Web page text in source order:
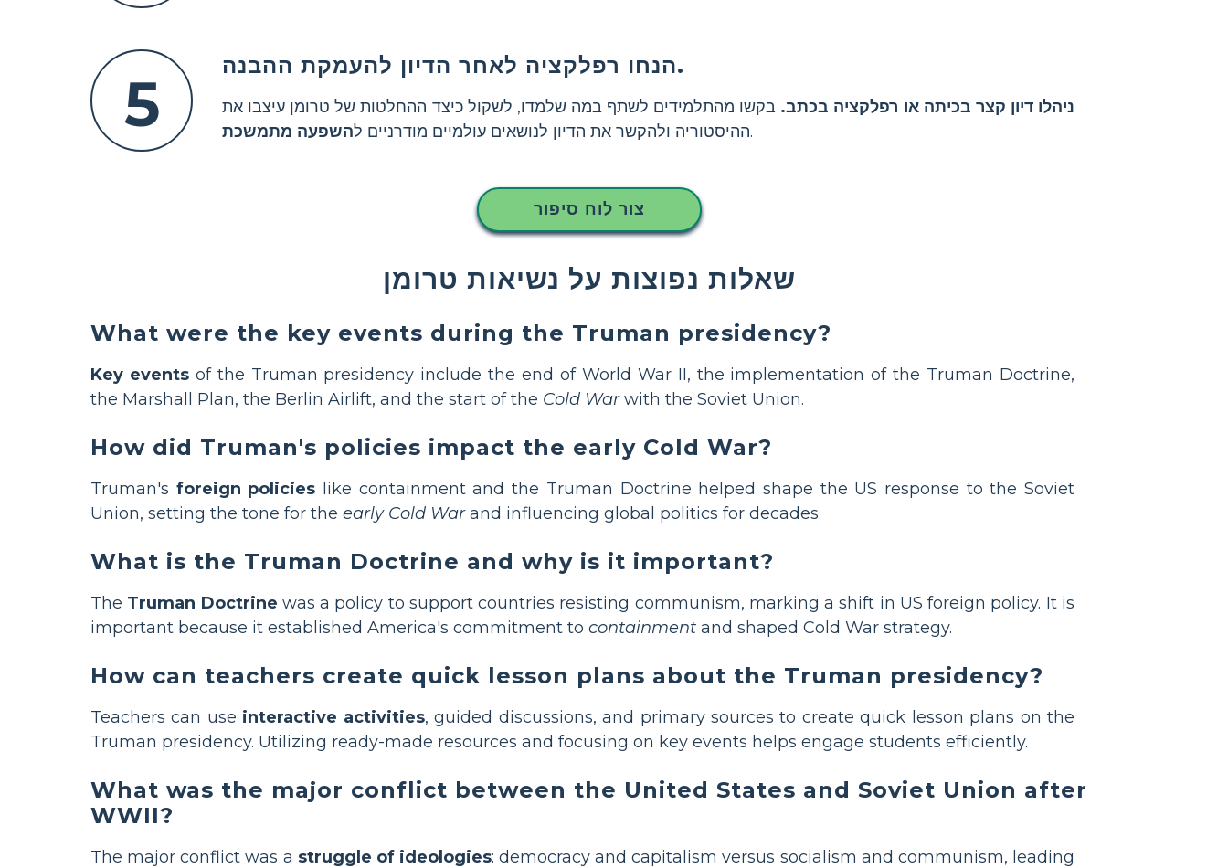
5
הנחו רפלקציה לאחר הדיון להעמקת ההבנה.
ניהלו דיון קצר בכיתה או רפלקציה בכתב. בקשו מהתלמידים לשתף במה שלמדו, לשקול כיצד ההחלטות של טרומן עיצבו את
ההיסטוריה ולהקשר את הדיון לנושאים עולמיים מודרניים להשפעה מתמשכת .
צור לוח סיפור
שאלות נפוצות על נשיאות טרומן
What were the key events during the Truman presidency?
Key eventsof the Truman presidency include the end of World War II, the implementation of the Truman Doctrine,
the Marshall Plan, the Berlin Airlift, and the start of the Cold Warwith the Soviet Union.
How did Truman's policies impact the early Cold War?
Truman's foreign policies like containment and the Truman Doctrine helped shape the US response to the Soviet
Union, setting the tone for the early Cold Warand influencing global politics for decades.
What is the Truman Doctrine and why is it important?
The Truman Doctrine was a policy to support countries resisting communism, marking a shift in US foreign policy. It is
important because it established America's commitment to containment and shaped Cold War strategy.
How can teachers create quick lesson plans about the Truman presidency?
Teachers can use interactive activities, guided discussions, and primary sources to create quick lesson plans on the
Truman presidency. Utilizing ready-made resources and focusing on key events helps engage students efficiently.
What was the major conflict between the United States and Soviet Union after
WWII?
The major conflict was a struggle of ideologies: democracy and capitalism versus socialism and communism, leading